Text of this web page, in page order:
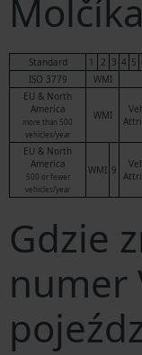
Molčíka
Standard 1 2 3 4 5
ISO 3779
WMI
EU & North
America
more than 500
vehicles/year
WMI
EU & North
America
500 or fewer
vehicles/year
WMI 9
Gdzie
numer